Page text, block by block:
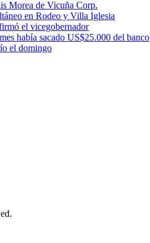
Morea de Vicuña Corp.
en Rodeo y Villa Iglesia
el vicegobernador
había sacado US$25.000 del banco
el domingo